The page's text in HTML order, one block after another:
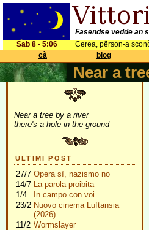
Fasendse vëdde an
Sab 8 - 5:06
Cerea, përson-a
cà
blog
Near a
Near a tree by a river
there's a hole in the ground
ULTIMI POST
27/7 Opera sì, nazismo no
14/7 La parola proibita
1/4
In campo con voi
23/2 Nuovo cinema Luftansia
(2026)
11/2 Wormslayer